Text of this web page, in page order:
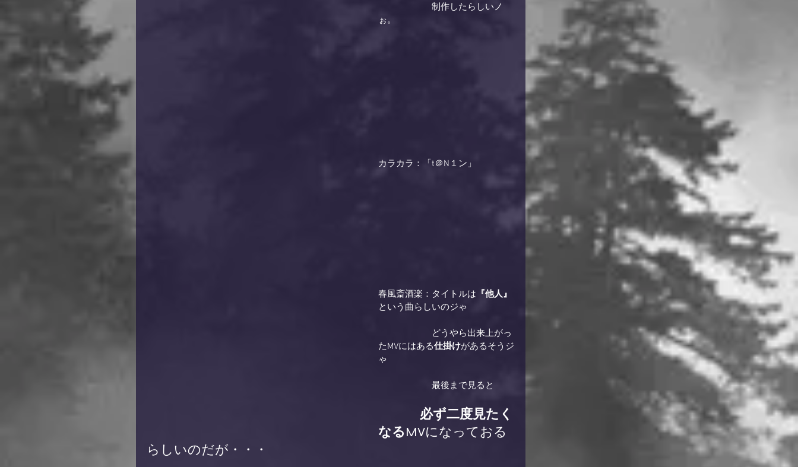
制作したらしいノ
ぉ。
カラカラ：「t＠N１ン」
春風斎酒楽：タイトルは 『他人』
という曲らしいのジゃ
どうやら出来上がっ
たMVにはある仕掛けがあるそうジ
ゃ
最後まで見ると
なるMVになっておる
らしいのだが・・・